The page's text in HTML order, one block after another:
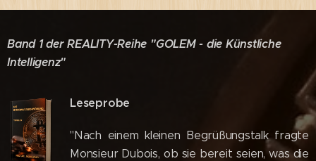
Band 1 der REALITY-Reihe "GOLEM - die Künstliche
Intelligenz"
Leseprobe
"Nach einem kleinen Begrüßungstalk fragte
Monsieur Dubois, ob sie bereit seien, was die